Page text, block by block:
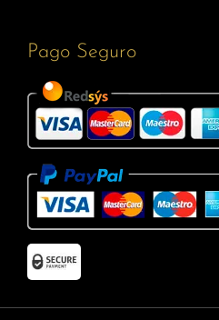
Pago Seguro